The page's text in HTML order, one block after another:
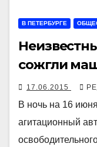
В ПЕТЕРБУРГЕ
сожгли
17.06.2015
В ночь на 16
агитационный